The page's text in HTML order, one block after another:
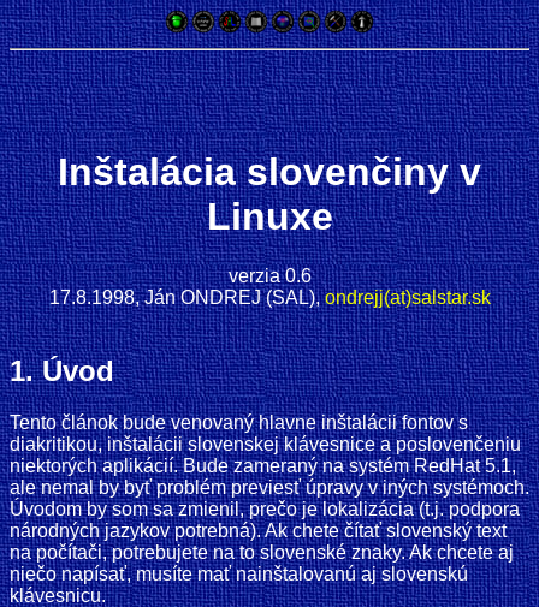
Inštalácia slovenčiny v
Linuxe
verzia 0.6
17.8.1998, Ján ONDREJ (SAL),ondrejj(at)salstar.sk
1. Úvod
Tento článok bude venovaný hlavne inštalácii fontov s
diakritikou, inštalácii slovenskej klávesnice a poslovenčeniu
niektorých aplikácií. Bude zameraný na systém RedHat 5.1,
ale nemal by byť problém previesť úpravy v iných systémoch.
Úvodom by som sa zmienil, prečo je lokalizácia (t.j. podpora
národných jazykov potrebná). Ak chete čítať slovenský text
na počítači, potrebujete na to slovenské znaky. Ak chcete aj
niečo napísať, musíte mať nainštalovanú aj slovenskú
klávesnicu.